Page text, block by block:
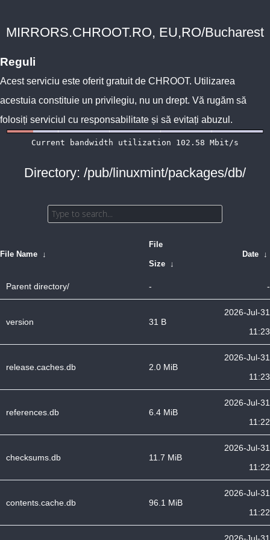
MIRRORS.CHROOT.RO, EU,RO/Bucharest
Reguli
Acest serviciu este oferit gratuit de CHROOT. Utilizarea
acestuia constituie un privilegiu, nu un drept. Vă rugăm să
folosiți serviciul cu responsabilitate și să evitați abuzul.
Directory: /pub/linuxmint/packages/db/
File Name ↓
File
Size ↓
Date ↓
Parent directory/ - -
version 31 B
2026-Jul-31
11:23
release.caches.db 2.0 MiB
2026-Jul-31
11:23
references.db 6.4 MiB
2026-Jul-31
11:22
checksums.db 11.7 MiB
2026-Jul-31
11:22
contents.cache.db 96.1 MiB
2026-Jul-31
11:22